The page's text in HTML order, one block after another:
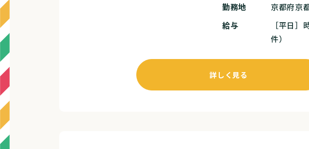
勤務地 京都府京
給与
［平日
件）
詳しく見る